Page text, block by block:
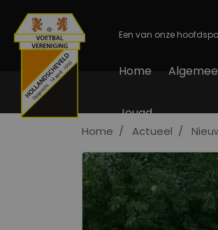
Een van onze
Home
Jeugd
Home Actueel